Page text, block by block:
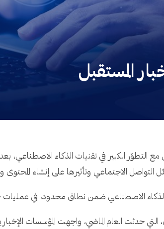
المستقبل
مع التطوّر الكبير في تقنيات الذكاء الاصطناعي،
التواصل الاجتماعي وتأثيرها على إنشاء المحتوى
الاصطناعي ضمن نطاق محدود، في عمليات
التي حدثت العام الماضي، واجهت المؤسسات